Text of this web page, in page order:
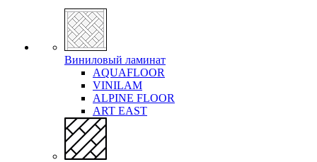
Виниловый ламинат
AQUAFLOOR
VINILAM
ALPINE FLOOR
ART EAST